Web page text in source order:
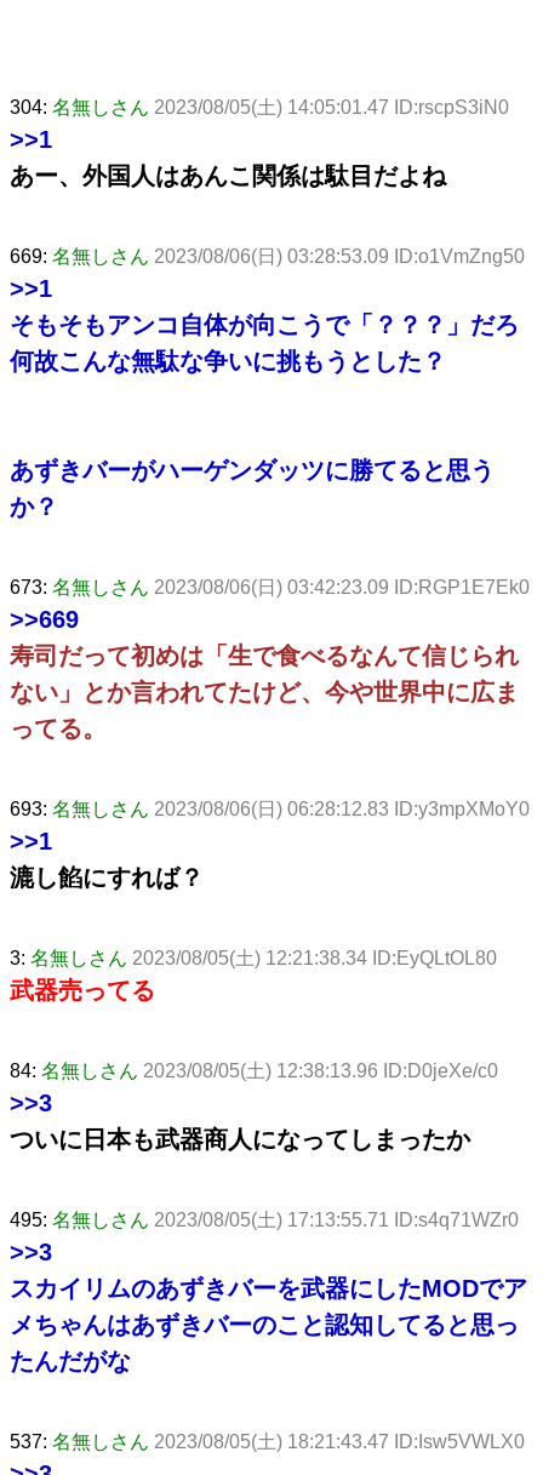
304: 名無しさん 2023/08/05(土) 14:05:01.47 ID:rscpS3iN0
>>1
あー、外国人はあんこ関係は駄目だよね
669: 名無しさん 2023/08/06(日) 03:28:53.09 ID:o1VmZng50
>>1
そもそもアンコ自体が向こうで「？？？」だろ
何故こんな無駄な争いに挑もうとした？
あずきバーがハーゲンダッツに勝てると思う
か？
673: 名無しさん 2023/08/06(日) 03:42:23.09 ID:RGP1E7Ek0
>>669
寿司だって初めは「生で食べるなんて信じられ
ない」とか言われてたけど、今や世界中に広ま
ってる。
693: 名無しさん 2023/08/06(日) 06:28:12.83 ID:y3mpXMoY0
>>1
漉し餡にすれば？
3: 名無しさん 2023/08/05(土) 12:21:38.34 ID:EyQLtOL80
武器売ってる
84: 名無しさん 2023/08/05(土) 12:38:13.96 ID:D0jeXe/c0
>>3
ついに日本も武器商人になってしまったか
495: 名無しさん 2023/08/05(土) 17:13:55.71 ID:s4q71WZr0
>>3
スカイリムのあずきバーを武器にしたMODでア
メちゃんはあずきバーのこと認知してると思っ
たんだがな
537: 名無しさん 2023/08/05(土) 18:21:43.47 ID:Isw5VWLX0